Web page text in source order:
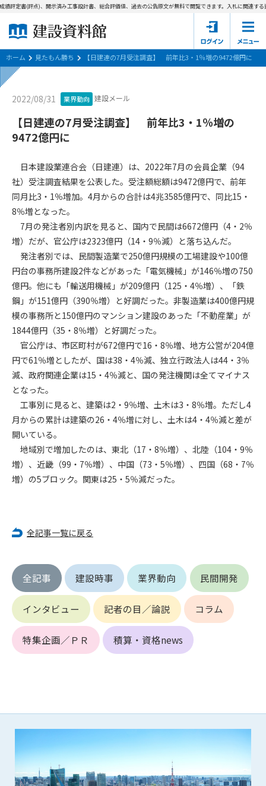
建設資料館とは
会員登録について
サポーター会員一覧
会員規約
定書(評点)、開示済み工事設計書、総合評価値、過去の公告原文が無料で閲覧できます。入札に関連する
ホーム 見たもん勝ち 【日建連の7月受注調査】 前年比3・1％増の9472億円に
2022/08/31 業界動向 建設メール
【日建連の7月受注調査】 前年比3・1％増の
9472億円に
日本建設業連合会（日建連）は、2022年7月の会員企業（94
社）受注調査結果を公表した。受注額総額は9472億円で、前年
同月比3・1％増加。4月からの合計は4兆3585億円で、同比15・
8％増となった。
7月の発注者別内訳を見ると、国内で民間は6672億円（4・2％
増）だが、官公庁は2323億円（14・9％減）と落ち込んだ。
発注者別では、民間製造業で250億円規模の工場建設や100億
円台の事務所建設2件などがあった「電気機械」が146％増の750
億円。他にも「輸送用機械」が209億円（125・4％増）、「鉄
鋼」が151億円（390％増）と好調だった。非製造業は400億円規
模の事務所と150億円のマンション建設のあった「不動産業」が
1844億円（35・8％増）と好調だった。
官公庁は、市区町村が672億円で16・8％増、地方公営が204億
円で61％増としたが、国は38・4％減、独立行政法人は44・3％
減、政府関連企業は15・4％減と、国の発注機関は全てマイナス
となった。
工事別に見ると、建築は2・9％増、土木は3・8％増。ただし4
月からの累計は建築の26・4％増に対し、土木は4・4％減と差が
開いている。
地域別で増加したのは、東北（17・8％増）、北陸（104・9％
増）、近畿（99・7％増）、中国（73・5％増）、四国（68・7％
増）の5ブロック。関東は25・5％減だった。
全記事一覧に戻る
全記事 建設時事 業界動向 民間開発
インタビュー 記者の目／論説 コラム
特集企画／ＰＲ 積算・資格news
パスワードの再発行
第1条（規約の目的）
会員サービスの利用条件等について定めるものです。
2. 管理者が建設資料館WEB上で随時掲載するルールは本規約の
一部を構成するものとします。
第2条（規約の変更）
本規約は、会員の了承を得ることなく、随時変更されることが
あります。変更内容は、建設資料館WEB上に表示した時点で直
ちに全ての会員が了承したものとみなします。
第4条（会員審査および資格の取り消し）
会員とは、本規約を承諾の上、所定の会員申込手続きを完了
後、管理者がこれを承認した者をいいます。
第4条（会員の定義と登録）
1. 管理者は前条により審査の結果、会員申込みをした者が以下
の何れかの項目に該当することがわかった場合、その者の会
員としての権限を承認しないことがあります。
(1) 会員申し込みをした者が実在しなかった場合
(2) 本規約に違反した場合/li>
(3) 会員申し込みの際、申告事項に虚偽があった場合
(4) 会員申込者が管理者所定の手続き通りに会員申込手続き処
理を行わなかった場合
(5) その他管理者が会員とすることを不適当と判断した場合
2. 管理者は承認後であっても承認した会員が前項の何れかに該
第5条（IDおよびパスワードの管理）
用および管理について責任を負うものとします。
2. 会員は、自己のIDおよびパスワードを、貸与、譲渡、売買、
その他形態を問わず、第三者に利用させることはできませ
ん。
3. 会員は、IDおよびパスワードの管理不十分、使用上の過誤、
第三者（他の会員を含む）の使用等による損害について責任
を負うものとし、管理者は一切責任を負いません。
(1) 第三者または管理者の著作権、その他知的所有権を侵害す
(2) 第三者または管理者の財産、プライバシー等を侵害する行
為
(3) 第三者または管理者を誹謗中傷する行為
(4) 有害なコンピュータプログラム等を送信又は書き込む行為